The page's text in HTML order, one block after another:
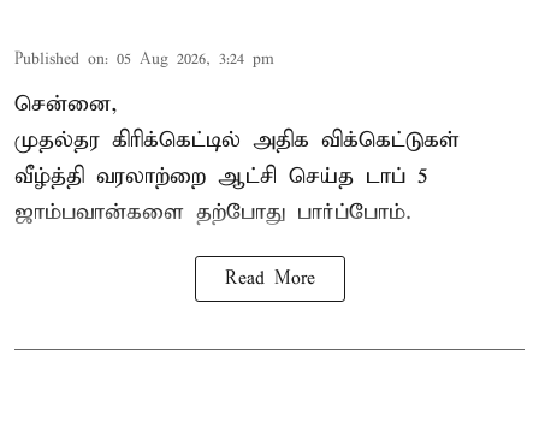
Published on: 05 Aug 2026, 3:24 pm
சென்னை,
முதல்தர கிரிக்கெட்டில் அதிக விக்கெட்டுகள்
வீழ்த்தி வரலாற்றை ஆட்சி செய்த டாப் 5
ஜாம்பவான்களை தற்போது பார்ப்போம்.
Read More